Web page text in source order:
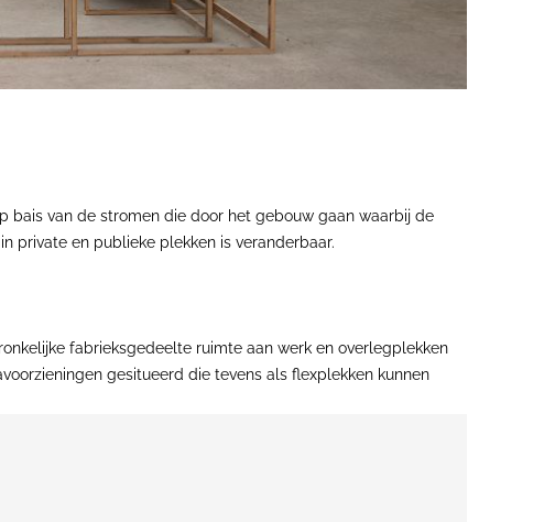
bais van de stromen die door het gebouw gaan waarbij de
private en publieke plekken is veranderbaar.
fabrieksgedeelte ruimte aan werk en overlegplekken
gesitueerd die tevens als flexplekken kunnen